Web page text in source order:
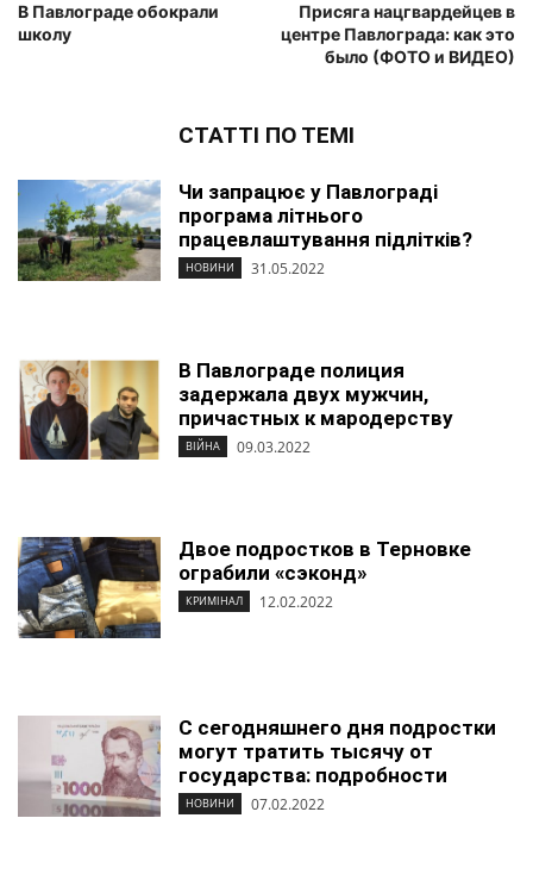
В Павлограде обокрали
школу
Присяга нацгвардейцев в
центре Павлограда: как это
было (ФОТО и ВИДЕО)
СТАТТІ ПО ТЕМІ
Чи запрацює у Павлограді
програма літнього
працевлаштування підлітків?
НОВИНИ 31.05.2022
В Павлограде полиция
задержала двух мужчин,
причастных к мародерству
ВІЙНА 09.03.2022
Двое подростков в Терновке
ограбили «сэконд»
КРИМІНАЛ 12.02.2022
С сегодняшнего дня подростки
могут тратить тысячу от
государства: подробности
НОВИНИ 07.02.2022